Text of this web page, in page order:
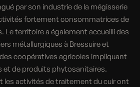
par son industrie de la mégisserie
fortement consommatrices de
Le territoire a également accueilli des
métallurgiques à Bressuire et
coopératives agricoles impliquant
et de produits phytosanitaires.
les activités de traitement du cuir ont